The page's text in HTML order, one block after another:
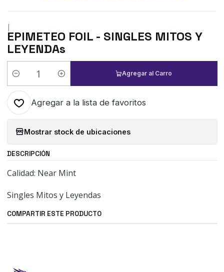
|
EPIMETEO FOIL - SINGLES MITOS Y
LEYENDAs
Cantidad
Agregar al Carro
Agregar a la lista de favoritos
Mostrar stock de ubicaciones
DESCRIPCIÓN
Calidad: Near Mint
Singles Mitos y Leyendas
COMPARTIR ESTE PRODUCTO